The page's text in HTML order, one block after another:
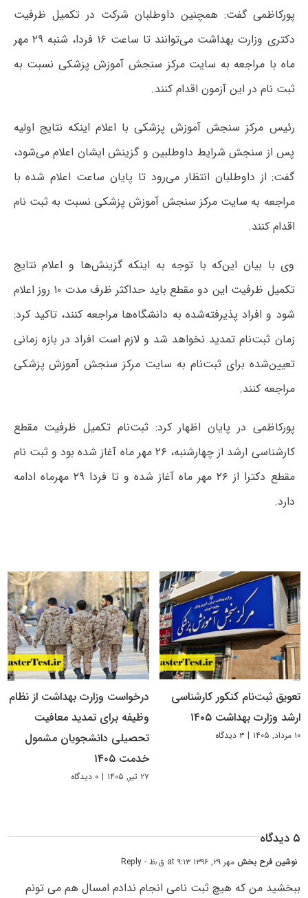
پورکاظمی گفت: همچنین داوطلبان شرکت در تکمیل ظرفیت
دکتری وزارت بهداشت می‌توانند تا ساعت ۱۶ فردا، شنبه ۲۹ مهر
ماه با مراجعه به سایت مرکز سنجش آموزش پزشکی نسبت به
ثبت نام در این آزمون اقدام کنند.
رئیس مرکز سنجش آموزش پزشکی با اعلام اینکه نتایج اولیه
پس از سنجش شرایط داوطلبین و گزینش ایشان اعلام می‌شود،
گفت: از داوطلبان انتظار می‌رود تا پایان ساعت اعلام شده با
مراجعه به سایت مرکز سنجش آموزش پزشکی نسبت به ثبت نام
اقدام کنند.
وی با بیان این‌که با توجه به اینکه گزینش‌ها و اعلام نتایج
تکمیل ظرفیت این دو مقطع باید حداکثر ظرف مدت ۱۰ روز اعلام
شود و افراد پذیرفته‌شده به دانشگاه‌ها مراجعه کنند، تاکید کرد:
زمان ثبت‌نام تمدید نخواهد شد و لازم است افراد در بازه زمانی
تعیین‌شده برای ثبت‌نام به سایت مرکز سنجش آموزش پزشکی
مراجعه کنند.
پورکاظمی در پایان اظهار کرد: ثبت‌نام تکمیل ظرفیت مقطع
کارشناسی ارشد از چهارشنبه، ۲۶ مهر ماه آغاز شده بود و ثبت نام
مقطع دکترا از ۲۶ مهر ماه آغاز شده و تا فردا ۲۹ مهرماه ادامه
دارد.
تعویق ثبت‌نام کنکور کارشناسی
ارشد وزارت بهداشت ۱۴۰۵
۱۰ مرداد, ۱۴۰۵ | ۳ دیدگاه
درخواست وزارت بهداشت از نظام
وظیفه برای تمدید معافیت
تحصیلی دانشجویان مشمول
خدمت ۱۴۰۵
۲۷ تیر, ۱۴۰۵ | ۰ دیدگاه
۵ دیدگاه
نوشین فرح بخش مهر ۲۹, ۱۳۹۶ at ۹:۱۳ ق٫ظ - Reply
ببخشید من که هیچ ثبت نامی انجام ندادم امسال هم می تونم